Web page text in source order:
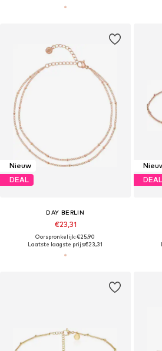
Nieuw
DEAL
DAY BERLIN
€23,31
Oorspronkelijk: €25,90
Laatste laagste prijs:€23,31
DEAL